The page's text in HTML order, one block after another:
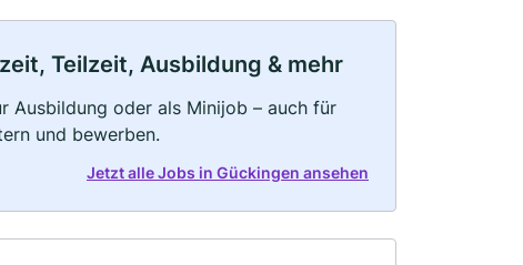
Teilzeit, Ausbildung & mehr
Ausbildung oder als Minijob – auch für
und bewerben.
Jetzt alle Jobs in Gückingen ansehen